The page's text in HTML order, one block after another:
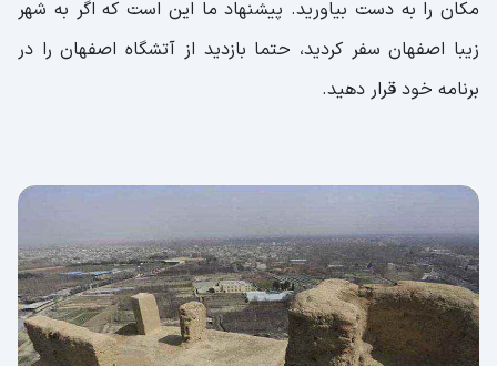
مکان را به دست بیاورید. پیشنهاد ما این است که اگر به شهر
زیبا اصفهان سفر کردید، حتما بازدید از آتشگاه اصفهان را در
برنامه خود قرار دهید.